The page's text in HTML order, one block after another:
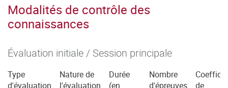
Modalités de contrôle des
connaissances
Évaluation initiale / Session principale
Type
d'évaluation
Nature de
l'évaluation
Durée
(en
Nombre
d'épreuves
de